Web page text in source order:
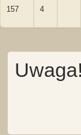
157 4